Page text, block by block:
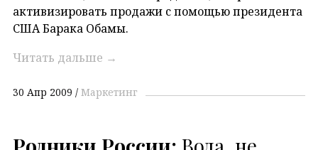
активизировать продажи с помощью президента
США Барака Обамы.
Читать дальше →
30 Апр 2009 Маркетинг